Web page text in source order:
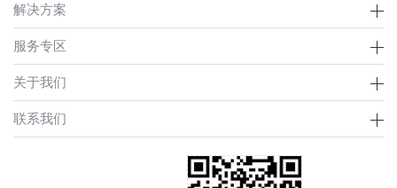
解决方案
服务专区
关于我们
联系我们